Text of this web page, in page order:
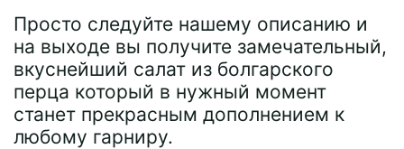
Просто следуйте нашему описанию и
на выходе вы получите замечательный,
вкуснейший салат из болгарского
перца который в нужный момент
станет прекрасным дополнением к
любому гарниру.